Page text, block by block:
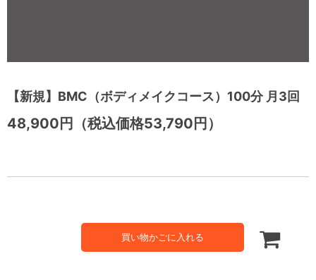
【新規】BMC（ボディメイクコース）100分 月3回
48,900円（税込価格53,790円）
買い物かごに入れる